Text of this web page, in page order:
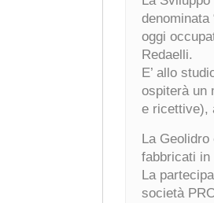
denominata
oggi
Redaelli.
E’ allo
ospiterà un
e ricettive),
La
fabbricati in
La
società